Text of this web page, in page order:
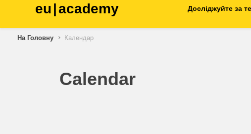
eu|academy Досліджуйте за
діти та молодь
На Головну Календар
Calendar